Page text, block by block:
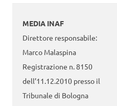
MEDIA INAF
Direttore responsabile:
Marco Malaspina
Registrazione n. 8150
dell’11.12.2010 presso il
Tribunale di Bologna